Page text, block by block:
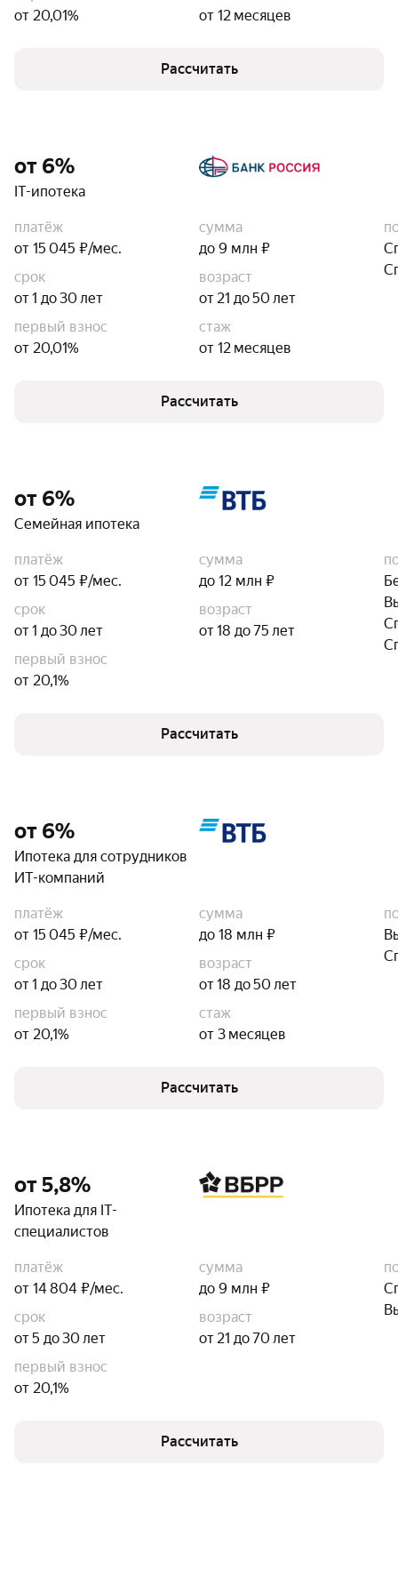
от 20,01%
от 12 месяцев
Рассчитать
от 6%
IT-ипотека
платёж
от 15 045 ₽/мес.
сумма
до 9 млн ₽
срок
от 1 до 30 лет
возраст
от 21 до 50 лет
первый взнос
от 20,01%
стаж
от 12 месяцев
Рассчитать
от 6%
Семейная ипотека
платёж
от 15 045 ₽/мес.
сумма
до 12 млн ₽
срок
от 1 до 30 лет
возраст
от 18 до 75 лет
первый взнос
от 20,1%
Рассчитать
от 6%
Ипотека для сотрудников
ИТ-компаний
платёж
от 15 045 ₽/мес.
сумма
до 18 млн ₽
срок
от 1 до 30 лет
возраст
от 18 до 50 лет
первый взнос
от 20,1%
стаж
от 3 месяцев
Рассчитать
от 5,8%
Ипотека для IT-
специалистов
платёж
от 14 804 ₽/мес.
сумма
до 9 млн ₽
срок
от 5 до 30 лет
возраст
от 21 до 70 лет
первый взнос
от 20,1%
Рассчитать